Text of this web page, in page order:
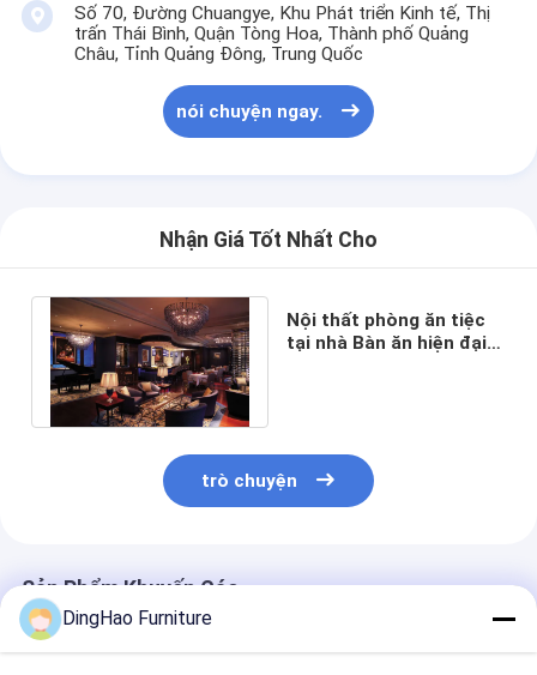
Số 70, Đường Chuangye, Khu Phát triển Kinh tế, Thị
trấn Thái Bình, Quận Tòng Hoa, Thành phố Quảng
Châu, Tỉnh Quảng Đông, Trung Quốc
nói chuyện ngay.
Nhận Giá Tốt Nhất Cho
Nội thất phòng ăn tiệc
tại nhà Bàn ăn hiện đại
trò chuyện
Sản Phẩm Khuyến Cáo
DingHao Furniture